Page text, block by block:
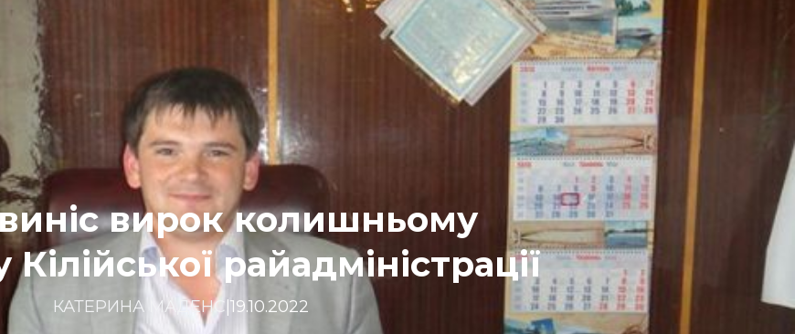
вирок колишньому
райадміністрації
КАТЕРИНА МАДЕНС 19.10.2022